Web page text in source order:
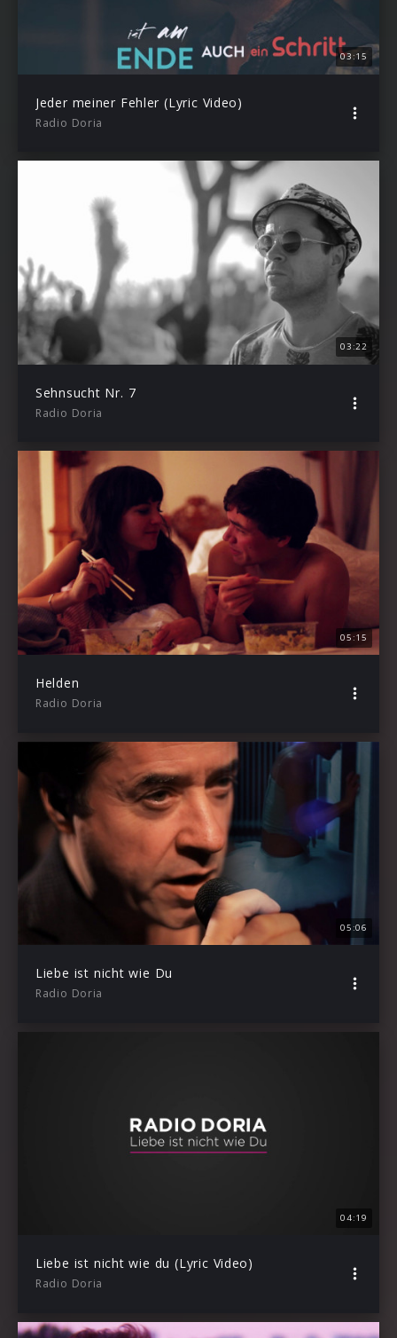
03:15
Jeder meiner Fehler (Lyric Video)
Radio Doria
03:22
Sehnsucht Nr. 7
Radio Doria
05:15
Helden
Radio Doria
05:06
Liebe ist nicht wie Du
Radio Doria
04:19
Liebe ist nicht wie du (Lyric Video)
Radio Doria